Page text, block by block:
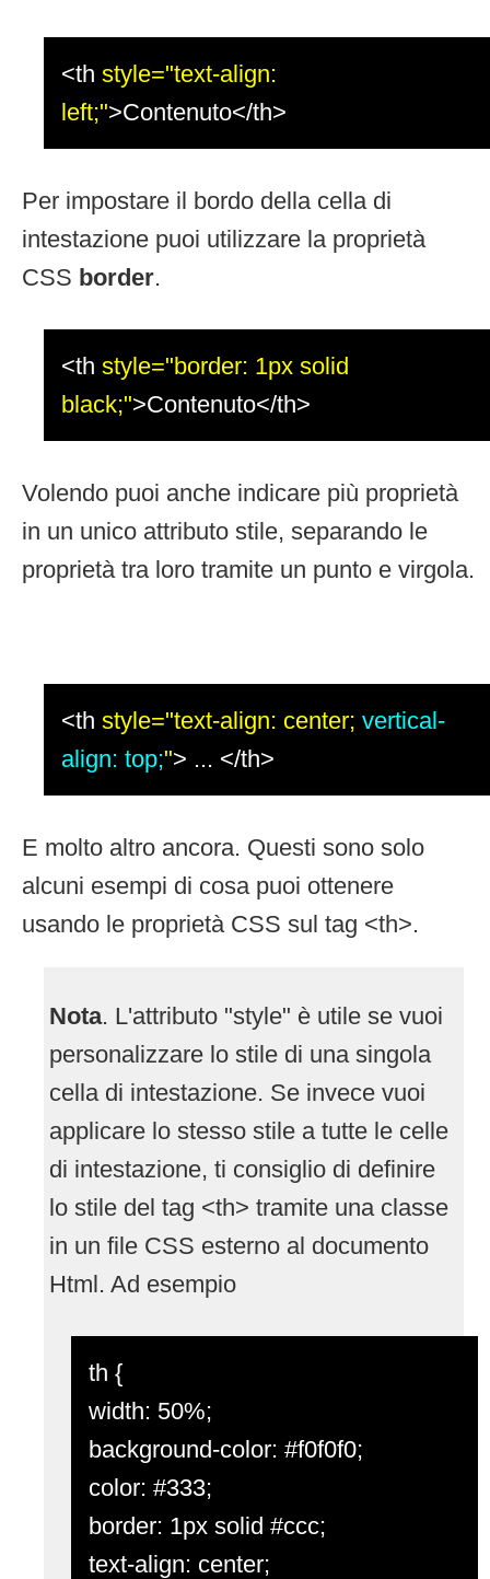
<th style="text-align:
left;">Contenuto</th>
Per impostare il bordo della cella di
intestazione puoi utilizzare la proprietà
CSS border.
<th style="border: 1px solid
black;">Contenuto</th>
Volendo puoi anche indicare più proprietà
in un unico attributo stile, separando le
proprietà tra loro tramite un punto e virgola.
<th style="text-align: center; vertical-
align: top;"> ... </th>
E molto altro ancora. Questi sono solo
alcuni esempi di cosa puoi ottenere
usando le proprietà CSS sul tag <th>.
Nota. L'attributo "style" è utile se vuoi
personalizzare lo stile di una singola
cella di intestazione. Se invece vuoi
applicare lo stesso stile a tutte le celle
di intestazione, ti consiglio di definire
lo stile del tag <th> tramite una classe
in un file CSS esterno al documento
Html. Ad esempio
th {
width: 50%;
background-color: #f0f0f0;
color: #333;
border: 1px solid #ccc;
text-align: center;